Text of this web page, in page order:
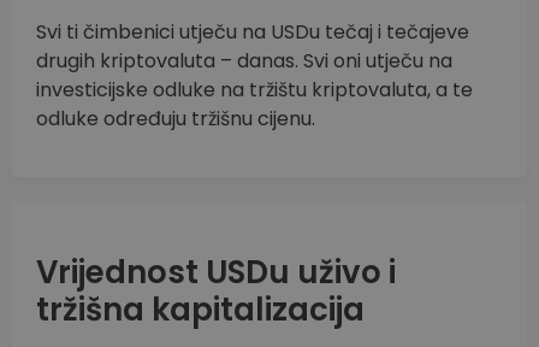
Svi ti čimbenici utječu na USDu tečaj i tečajeve
drugih kriptovaluta – danas. Svi oni utječu na
investicijske odluke na tržištu kriptovaluta, a te
odluke određuju tržišnu cijenu.
Vrijednost USDu uživo i
tržišna kapitalizacija